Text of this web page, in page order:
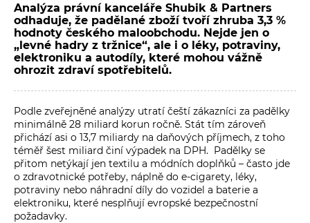
Analýza právní kanceláře Shubik & Partners
odhaduje, že padělané zboží tvoří zhruba 3,3 %
hodnoty českého maloobchodu. Nejde jen o
„levné hadry z tržnice“, ale i o léky, potraviny,
elektroniku a autodíly, které mohou vážně
ohrozit zdraví spotřebitelů.
Podle zveřejněné analýzy utratí čeští zákazníci za padělky
minimálně 28 miliard korun ročně. Stát tím zároveň
přichází asi o 13,7 miliardy na daňových příjmech, z toho
téměř šest miliard činí výpadek na DPH. Padělky se
přitom netýkají jen textilu a módních doplňků – často jde
o zdravotnické potřeby, náplně do e-cigarety, léky,
potraviny nebo náhradní díly do vozidel a baterie a
elektroniku, které nesplňují evropské bezpečnostní
požadavky.